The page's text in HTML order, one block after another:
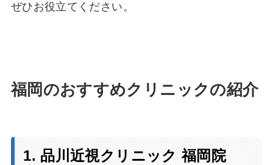
ぜひお役立てください。
福岡のおすすめクリニックの紹介
1. 品川近視クリニック 福岡院